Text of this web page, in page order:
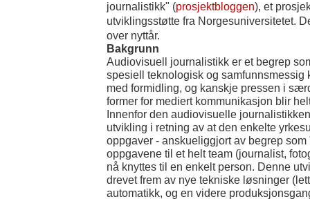
journalistikk" (prosjektbloggen), et
utviklingsstøtte fra Norgesuniversitetet.
over nyttår.
Bakgrunn
Audiovisuell journalistikk er et begrep
spesiell teknologisk og samfunnsmessig
med formidling, og kanskje pressen i
former for mediert kommunikasjon blir
Innenfor den audiovisuelle
utvikling i retning av at den enkelte
oppgaver - anskueliggjort av begrep
oppgavene til et helt team (journalist,
nå knyttes til en enkelt person. Denne
drevet frem av nye tekniske løsninger
automatikk, og en videre